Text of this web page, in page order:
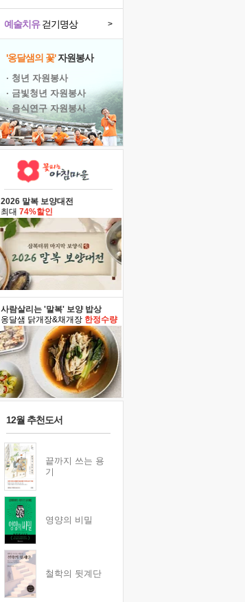
예술치유걷기명상 >
'옹달샘의 꽃'자원봉사
· 청년 자원봉사
· 금빛청년 자원봉사
· 음식연구 자원봉사
2026 말복 보양대전
최대 74%할인
사람살리는 '말복' 보양 밥상
옹달샘 닭개장&채개장 한정수량
12월 추천도서
끝까지 쓰는 용
기
영양의 비밀
철학의 뒷계단